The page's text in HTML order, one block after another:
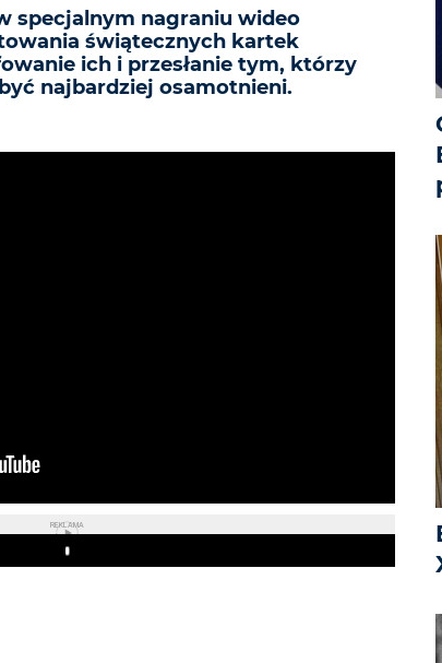
specjalnym nagraniu wideo
świątecznych kartek
ich i przesłanie tym, którzy
najbardziej osamotnieni.
REKLAMA
Play